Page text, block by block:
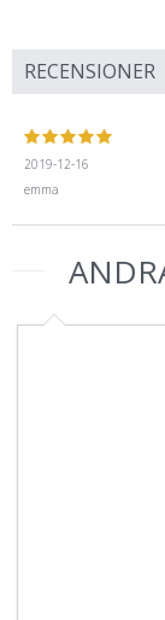
RECENSIONER
2019-12-16
emma